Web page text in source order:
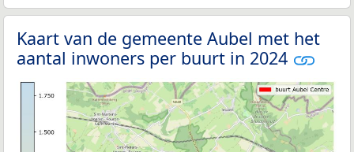
Kaart van de gemeente Aubel met het
aantal inwoners per buurt in 2024